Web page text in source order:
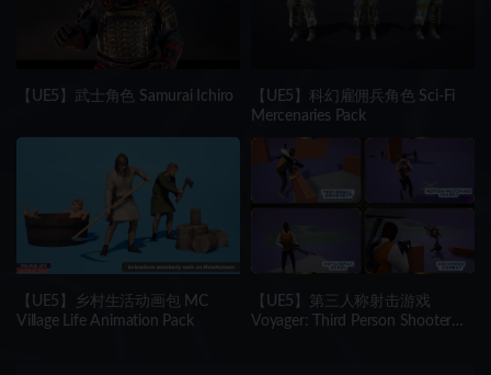
【UE5】武士角色 Samurai Ichiro
【UE5】科幻雇佣兵角色 Sci-Fi
Mercenaries Pack
【UE5】乡村生活动画包 MC
Village Life Animation Pack
【UE5】第三人称射击游戏
Voyager: Third Person Shooter